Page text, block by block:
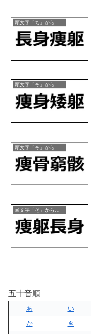
頭文字「そ」から始まる四字熟語
五十音順
あ い
か
き